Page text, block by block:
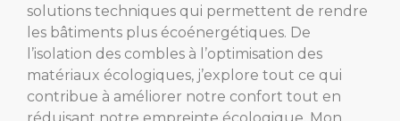
solutions techniques qui permettent de rendre
les bâtiments plus écoénergétiques. De
l’isolation des combles à l’optimisation des
matériaux écologiques, j’explore tout ce qui
contribue à améliorer notre confort tout en